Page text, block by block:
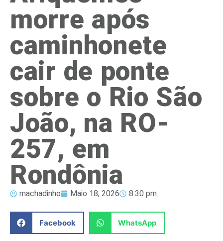
morre após
caminhonete
cair de ponte
sobre o Rio São
João, na RO-
257, em
Rondônia
machadinho Maio 18, 2026 8:30 pm
Facebook WhatsApp